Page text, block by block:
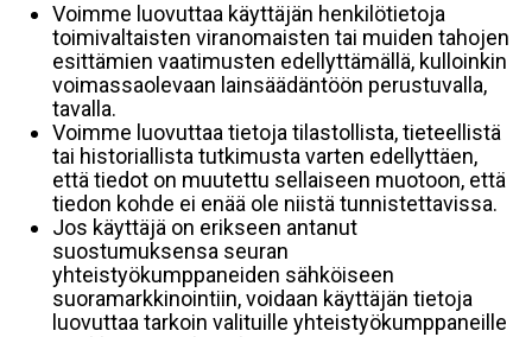
Voimme luovuttaa käyttäjän henkilötietoja
toimivaltaisten viranomaisten tai muiden tahojen
esittämien vaatimusten edellyttämällä, kulloinkin
voimassaolevaan lainsäädäntöön perustuvalla,
tavalla.
Voimme luovuttaa tietoja tilastollista, tieteellistä
tai historiallista tutkimusta varten edellyttäen,
että tiedot on muutettu sellaiseen muotoon, että
tiedon kohde ei enää ole niistä tunnistettavissa.
Jos käyttäjä on erikseen antanut
suostumuksensa seuran
yhteistyökumppaneiden sähköiseen
suoramarkkinointiin, voidaan käyttäjän tietoja
luovuttaa tarkoin valituille yhteistyökumppaneille